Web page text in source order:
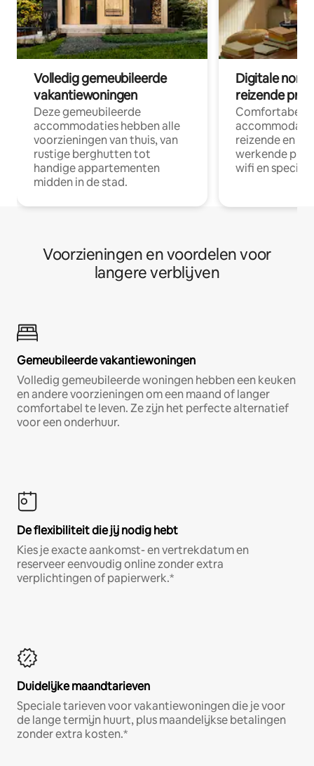
Volledig gemeubileerde
vakantiewoningen
Deze gemeubileerde
accommodaties hebben alle
voorzieningen van thuis, van
rustige berghutten tot
handige appartementen
midden in de stad.
Digitale
reizende
Comfortabele
reizende en
werkende
wifi en
Voorzieningen en voordelen voor
langere verblijven
Gemeubileerde vakantiewoningen
Volledig gemeubileerde woningen hebben een keuken
en andere voorzieningen om een maand of langer
comfortabel te leven. Ze zijn het perfecte alternatief
voor een onderhuur.
De flexibiliteit die jij nodig hebt
Kies je exacte aankomst- en vertrekdatum en
reserveer eenvoudig online zonder extra
verplichtingen of papierwerk.*
Duidelijke maandtarieven
Speciale tarieven voor vakantiewoningen die je voor
de lange termijn huurt, plus maandelijkse betalingen
zonder extra kosten.*